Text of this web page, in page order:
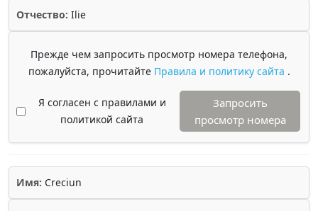
Отчество: Ilie
Прежде чем запросить просмотр номера телефона,
пожалуйста, прочитайте Правила и политику сайта .
Я согласен с правилами и
политикой сайта
Запросить
просмотр номера
Имя: Creciun